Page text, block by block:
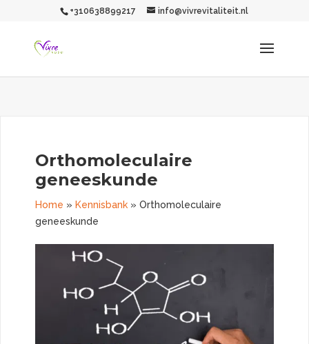
+310638899217 info@vivrevitaliteit.nl
Orthomoleculaire
geneeskunde
Home » Kennisbank » Orthomoleculaire
geneeskunde